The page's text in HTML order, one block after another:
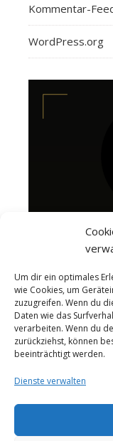
Um dir ein optimales
wie Cookies, um
zuzugreifen. Wenn du
Daten wie das
verarbeiten. Wenn du
zurückziehst, können
beeinträchtigt werden.
Dienste verwalten
Kommentar-
WordPress.org